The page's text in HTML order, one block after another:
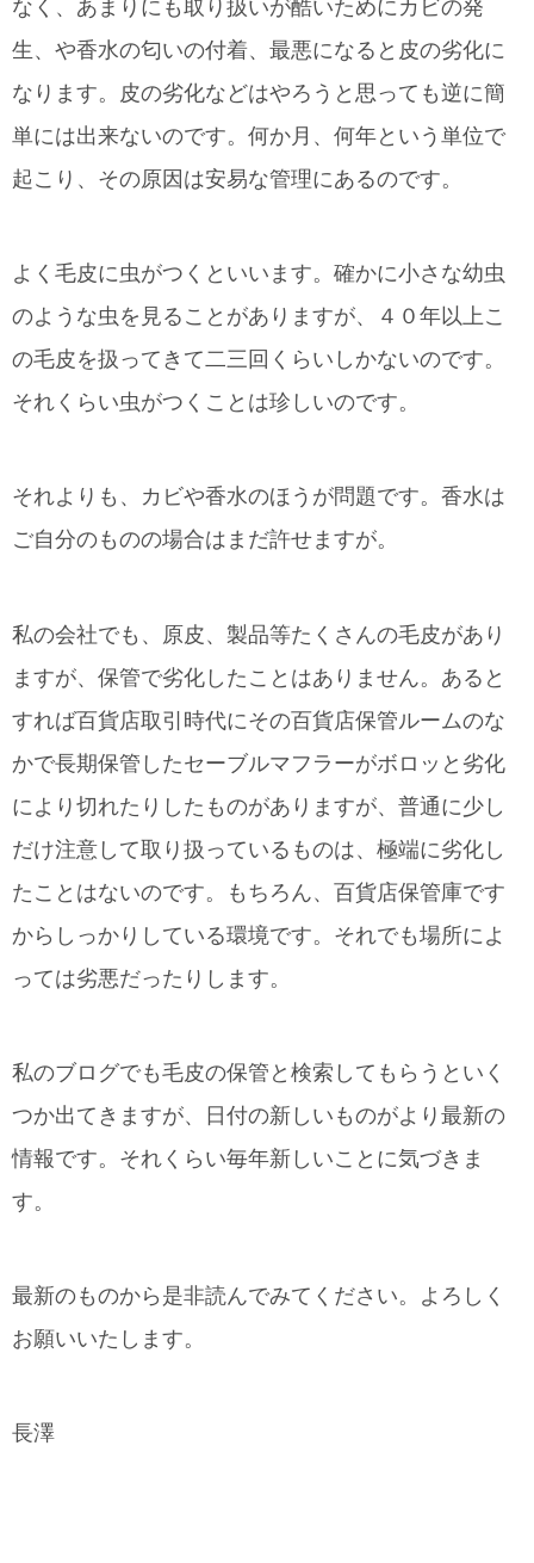
なく、あまりにも取り扱いが酷いためにカビの発
生、や香水の匂いの付着、最悪になると皮の劣化に
なります。皮の劣化などはやろうと思っても逆に簡
単には出来ないのです。何か月、何年という単位で
起こり、その原因は安易な管理にあるのです。
よく毛皮に虫がつくといいます。確かに小さな幼虫
のような虫を見ることがありますが、４０年以上こ
の毛皮を扱ってきて二三回くらいしかないのです。
それくらい虫がつくことは珍しいのです。
それよりも、カビや香水のほうが問題です。香水は
ご自分のものの場合はまだ許せますが。
私の会社でも、原皮、製品等たくさんの毛皮があり
ますが、保管で劣化したことはありません。あると
すれば百貨店取引時代にその百貨店保管ルームのな
かで長期保管したセーブルマフラーがボロッと劣化
により切れたりしたものがありますが、普通に少し
だけ注意して取り扱っているものは、極端に劣化し
たことはないのです。もちろん、百貨店保管庫です
からしっかりしている環境です。それでも場所によ
っては劣悪だったりします。
私のブログでも毛皮の保管と検索してもらうといく
つか出てきますが、日付の新しいものがより最新の
情報です。それくらい毎年新しいことに気づきま
す。
最新のものから是非読んでみてください。よろしく
お願いいたします。
長澤